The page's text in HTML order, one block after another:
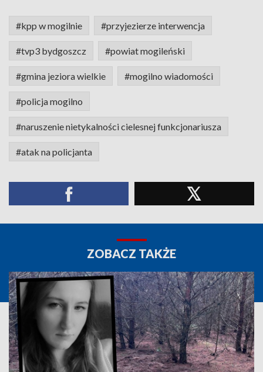
#kpp w mogilnie #przyjezierze interwencja
#tvp3 bydgoszcz #powiat mogileński
#gmina jeziora wielkie #mogilno wiadomości
#policja mogilno
#naruszenie nietykalności cielesnej funkcjonariusza
#atak na policjanta
ZOBACZ TAKŻE